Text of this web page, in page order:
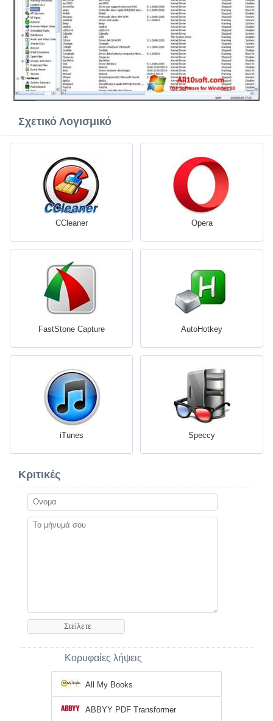
Σχετικό Λογισμικό
CCleaner Opera
FastStone Capture AutoHotkey
iTunes Speccy
Κριτικές
Κορυφαίες λήψεις
All My Books
ABBYY PDF Transformer